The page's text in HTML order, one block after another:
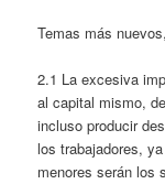
Temas más
2.1 La excesiva
al capital mismo,
incluso producir
los trabajadores,
menores serán los